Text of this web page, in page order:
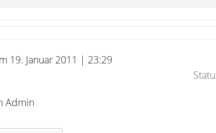
19. Januar 2011 | 23:29
Admin